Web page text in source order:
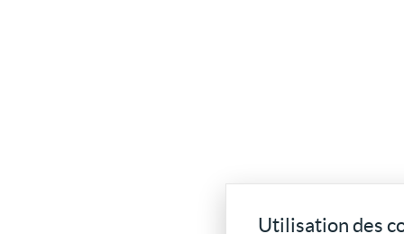
Utilisation des